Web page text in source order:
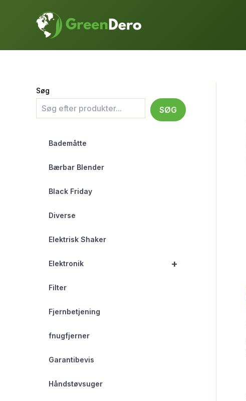
Søg
SØG
Bademåtte
Bærbar Blender
Black Friday
Diverse
Elektrisk Shaker
+
Elektronik
Filter
Fjernbetjening
fnugfjerner
Garantibevis
Håndstøvsuger